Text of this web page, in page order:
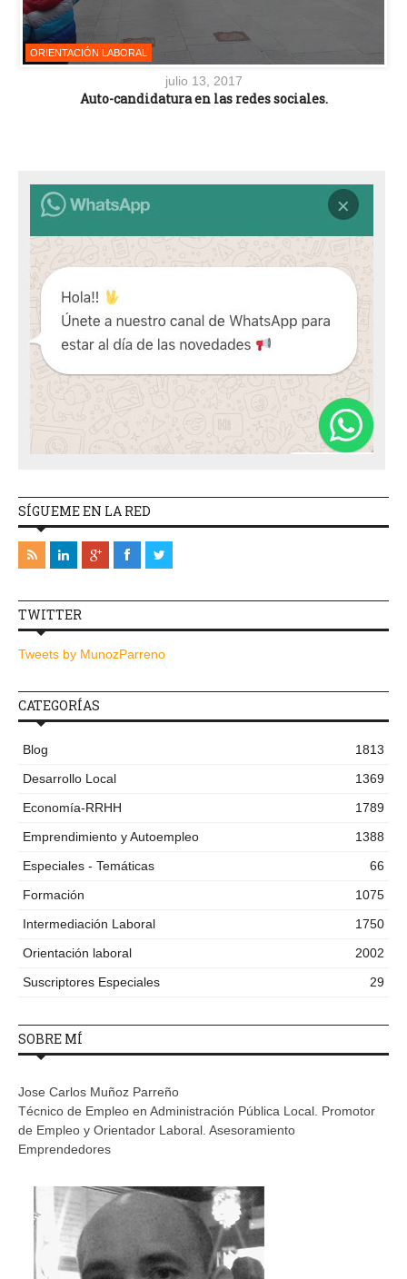
ORIENTACIÓN LABORAL
julio 13, 2017
Auto-candidatura en las redes sociales.
SÍGUEME EN LA RED
TWITTER
Tweets by MunozParreno
CATEGORÍAS
Blog
1813
Desarrollo Local
1369
Economía-RRHH
1789
Emprendimiento y Autoempleo
1388
Especiales - Temáticas
66
Formación
1075
Intermediación Laboral
1750
Orientación laboral
2002
Suscriptores Especiales
29
SOBRE MÍ
Jose Carlos Muñoz Parreño
Técnico de Empleo en Administración Pública Local. Promotor
de Empleo y Orientador Laboral. Asesoramiento
Emprendedores